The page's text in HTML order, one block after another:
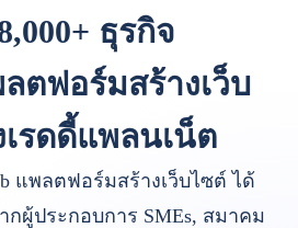
ธุรกิจ
ตฟอร์มสร้างเว็บ
รดดี้แพลนเน็ต
แพลตฟอร์มสร้างเว็บไซต์ ได้
กผู้ประกอบการ SMEs, สมาคม